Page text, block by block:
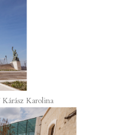
Karolina